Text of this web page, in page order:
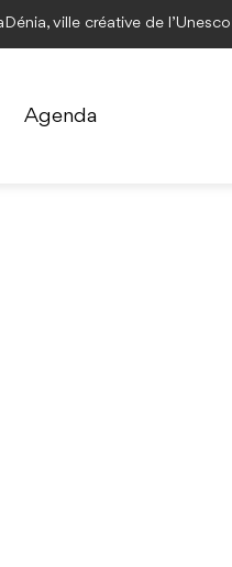
Dénia, ville créative de l’Unesco
Agenda